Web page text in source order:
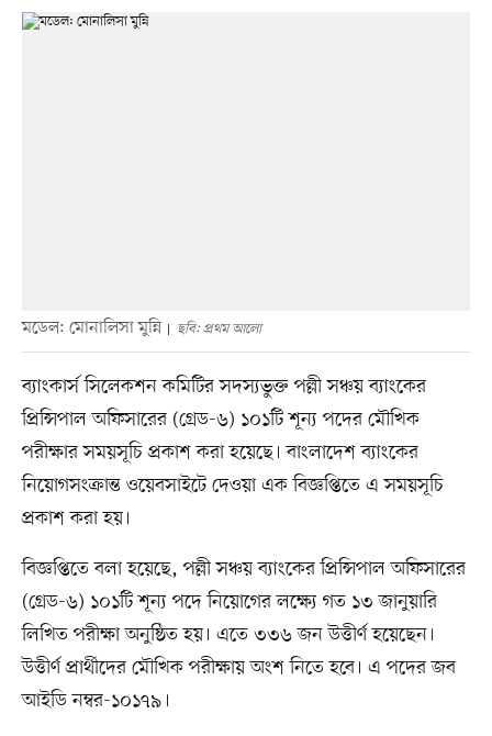
মডেল: মোনালিসা মুন্নি ছবি: প্রথম আলো
ব্যাংকার্স সিলেকশন কমিটির সদস্যভুক্ত পল্লী সঞ্চয় ব্যাংকের
প্রিন্সিপাল অফিসারের (গ্রেড-৬) ১০১টি শূন্য পদের মৌখিক
পরীক্ষার সময়সূচি প্রকাশ করা হয়েছে। বাংলাদেশ ব্যাংকের
নিয়োগসংক্রান্ত ওয়েবসাইটে দেওয়া এক বিজ্ঞপ্তিতে এ সময়সূচি
প্রকাশ করা হয়।
বিজ্ঞপ্তিতে বলা হয়েছে, পল্লী সঞ্চয় ব্যাংকের প্রিন্সিপাল অফিসারের
(গ্রেড-৬) ১০১টি শূন্য পদে নিয়োগের লক্ষ্যে গত ১৩ জানুয়ারি
লিখিত পরীক্ষা অনুষ্ঠিত হয়। এতে ৩৩৬ জন উত্তীর্ণ হয়েছেন।
উত্তীর্ণ প্রার্থীদের মৌখিক পরীক্ষায় অংশ নিতে হবে। এ পদের জব
আইডি নম্বর-১০১৭৯।